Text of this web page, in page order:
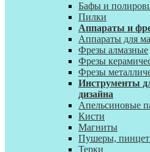
Бафы и
Пилки
Аппараты и
Аппараты для
Фрезы алмазные
Фрезы
Фрезы
Инструменты
дизайна
Апельсиновые
Кисти
Магниты
Пушеры,
Терки